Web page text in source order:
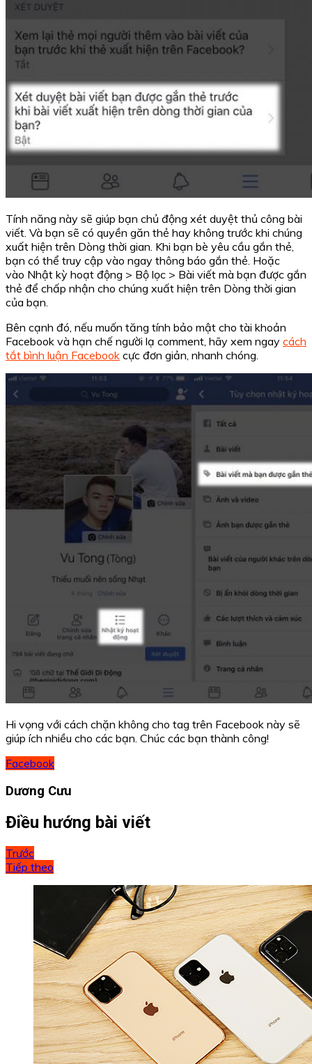
Tính năng này sẽ giúp bạn chủ động xét duyệt thủ công bài
viết. Và bạn sẽ có quyền găn thẻ hay không trước khi chúng
xuất hiện trên Dòng thời gian. Khi bạn bè yêu cầu gắn thẻ,
bạn có thể truy cập vào ngay thông báo gắn thẻ. Hoặc
vào Nhật kỳ hoạt động > Bộ lọc > Bài viết mà bạn được gắn
thẻ để chấp nhận cho chúng xuất hiện trên Dòng thời gian
của bạn.
Bên cạnh đó, nếu muốn tăng tính bảo mật cho tài khoản
Facebook và hạn chế người lạ comment, hãy xem ngay cách
tắt bình luận Facebook cực đơn giản, nhanh chóng.
Hi vọng với cách chặn không cho tag trên Facebook này sẽ
giúp ích nhiều cho các bạn. Chúc các bạn thành công!
Facebook
Dương Cưu
Điều hướng bài viết
Trước
Tiếp theo